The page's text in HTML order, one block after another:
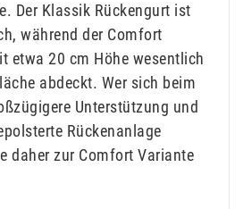
Der Klassik Rückengurt ist
während der Comfort
etwa 20 cm Höhe wesentlich
abdeckt. Wer sich beim
Unterstützung und
Rückenanlage
daher zur Comfort Variante